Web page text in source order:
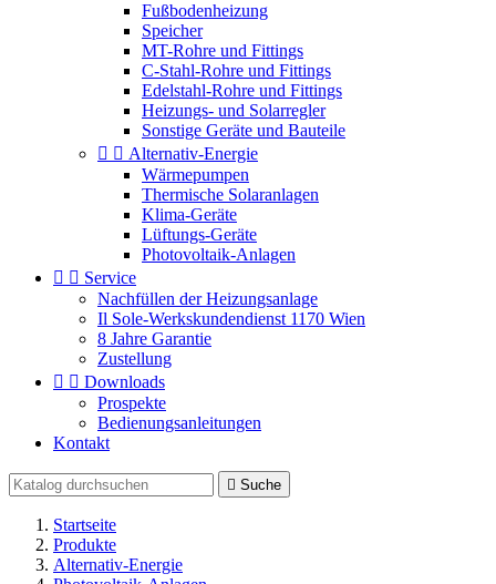
Fußbodenheizung
Speicher
MT-Rohre und Fittings
C-Stahl-Rohre und Fittings
Edelstahl-Rohre und Fittings
Heizungs- und Solarregler
Sonstige Geräte und Bauteile
  Alternativ-Energie
Wärmepumpen
Thermische Solaranlagen
Klima-Geräte
Lüftungs-Geräte
Photovoltaik-Anlagen
  Service
Nachfüllen der Heizungsanlage
Il Sole-Werkskundendienst 1170 Wien
8 Jahre Garantie
Zustellung
  Downloads
Prospekte
Bedienungsanleitungen
Kontakt
 Suche
Startseite
Produkte
Alternativ-Energie